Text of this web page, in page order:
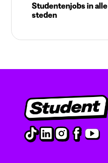
Studentenjobs in alle
steden